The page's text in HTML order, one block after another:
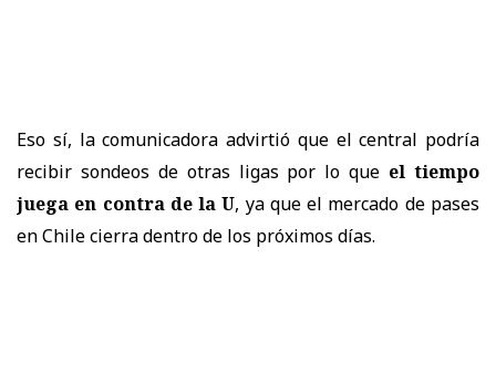
Eso sí, la comunicadora advirtió que el central podría
recibir sondeos de otras ligas por lo que el tiempo
juega en contra de la U, ya que el mercado de pases
en Chile cierra dentro de los próximos días.